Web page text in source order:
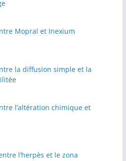
Mopral et Inexium
la diffusion simple et la
l’altération chimique et
l’herpès et le zona